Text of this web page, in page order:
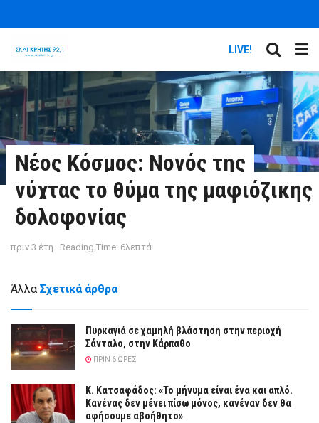
LIVE!
Νέος Κόσμος: Νονός της
νύχτας το θύμα της μαφιόζικης
δολοφονίας
πριν 3 έτη Reading Time: 6λεπτά
Άλλα Σχετικά άρθρα
Πυρκαγιά σε χαμηλή βλάστηση στην περιοχή
Σάνταλο, στην Κάρπαθο
ΠΡΙΝ 6 ΏΡΕΣ
Κ. Κατσαφάδος: «Το μήνυμα είναι ένα και απλό.
Κανένας δεν μένει πίσω μόνος, κανέναν δεν θα
αφήσουμε αβοήθητο»